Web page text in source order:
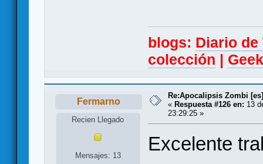
blogs: Diario
colección
Fermarno
Recien Llegado
Mensajes: 13
Re:Apocalipsis Zombi [es]
« Respuesta #126 en: 13
23:29:25 »
Excelente